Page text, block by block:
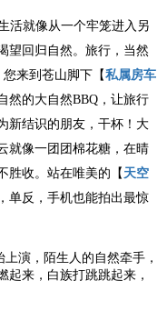
活就像从一个牢笼进入另
望回归自然。 旅行，当然
来到苍山脚下【私属房车
然的大自然BBQ，让旅行
新结识的朋友，干杯！大
就像一团团棉花糖，在晴
胜收。站在唯美的【 天空
单反，手机也能拍出最惊
上演，陌生人的自然牵手，
起来，白族打跳跳起来，